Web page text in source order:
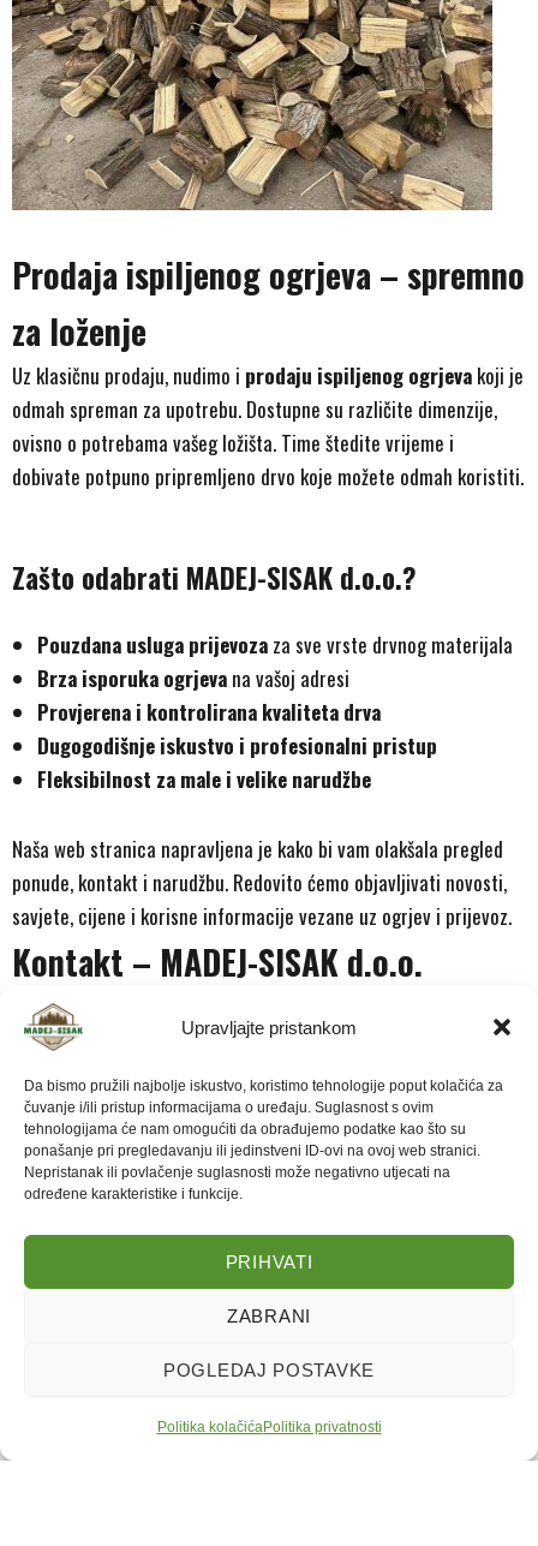
Upravljajte pristankom
Da bismo pružili najbolje iskustvo, koristimo tehnologije poput kolačića za
čuvanje i/ili pristup informacijama o uređaju. Suglasnost s ovim
tehnologijama će nam omogućiti da obrađujemo podatke kao što su
ponašanje pri pregledavanju ili jedinstveni ID-ovi na ovoj web stranici.
Nepristanak ili povlačenje suglasnosti može negativno utjecati na
određene karakteristike i funkcije.
PRIHVATI
ZABRANI
POGLEDAJ POSTAVKE
Politika kolačićaPolitika privatnosti
Prodaja ispiljenog ogrjeva – spremno
za loženje
Uz klasičnu prodaju, nudimo i prodaju ispiljenog ogrjeva koji je
odmah spreman za upotrebu. Dostupne su različite dimenzije,
ovisno o potrebama vašeg ložišta. Time štedite vrijeme i
dobivate potpuno pripremljeno drvo koje možete odmah koristiti.
Zašto odabrati MADEJ-SISAK d.o.o.?
Pouzdana usluga prijevoza za sve vrste drvnog materijala
Brza isporuka ogrjeva na vašoj adresi
Provjerena i kontrolirana kvaliteta drva
Dugogodišnje iskustvo i profesionalni pristup
Fleksibilnost za male i velike narudžbe
Naša web stranica napravljena je kako bi vam olakšala pregled
ponude, kontakt i narudžbu. Redovito ćemo objavljivati novosti,
savjete, cijene i korisne informacije vezane uz ogrjev i prijevoz.
Kontakt – MADEJ-SISAK d.o.o.
Za sve narudžbe, upite i suradnju, slobodno nas kontaktirajte:
E-mail:
info@madej-sisak.hr
Mobitel:
+385 99 322 4722
Rado ćemo odgovoriti na sva pitanja i pomoći vam odabrati
najbolje rješenje za vaše potrebe.
prijevoz metrica,višemetrica
84, OIB: 19434881203, Tel:+385 99
|Politika privatnosti
Ponuda Kontakt